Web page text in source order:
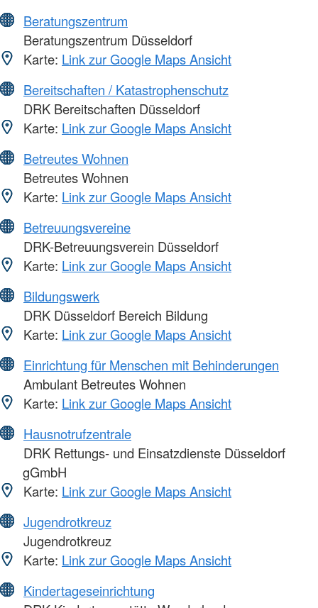
Beratungszentrum
Beratungszentrum Düsseldorf
Karte: Link zur Google Maps Ansicht
Bereitschaften / Katastrophenschutz
DRK Bereitschaften Düsseldorf
Karte: Link zur Google Maps Ansicht
Betreutes Wohnen
Betreutes Wohnen
Karte: Link zur Google Maps Ansicht
Betreuungsvereine
DRK-Betreuungsverein Düsseldorf
Karte: Link zur Google Maps Ansicht
Bildungswerk
DRK Düsseldorf Bereich Bildung
Karte: Link zur Google Maps Ansicht
Einrichtung für Menschen mit Behinderungen
Ambulant Betreutes Wohnen
Karte: Link zur Google Maps Ansicht
Hausnotrufzentrale
DRK Rettungs- und Einsatzdienste Düsseldorf
gGmbH
Karte: Link zur Google Maps Ansicht
Jugendrotkreuz
Jugendrotkreuz
Karte: Link zur Google Maps Ansicht
Kindertageseinrichtung